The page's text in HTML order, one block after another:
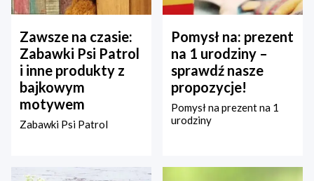
Zawsze na czasie:
Zabawki Psi Patrol
i inne produkty z
bajkowym
motywem
Zabawki Psi Patrol
Pomysł na: prezent
na 1 urodziny –
sprawdź nasze
propozycje!
Pomysł na prezent na 1
urodziny